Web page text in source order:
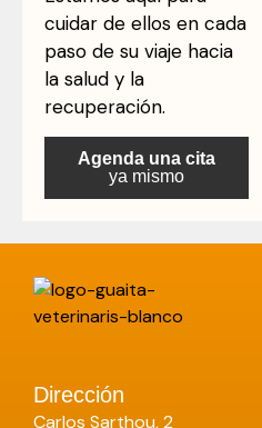
cuidar de ellos en cada
paso de su viaje hacia
la salud y la
recuperación.
Agenda una cita
ya mismo
Dirección
Carlos Sarthou, 2